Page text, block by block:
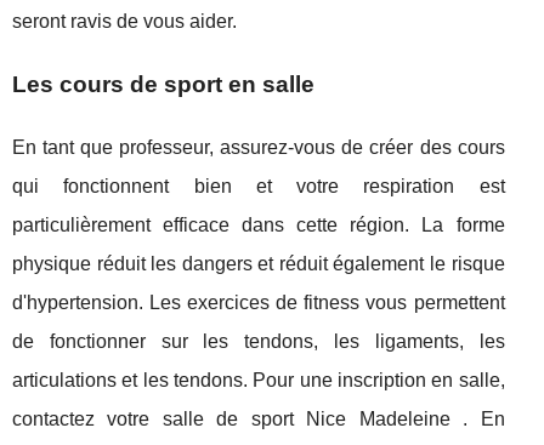
seront ravis de vous aider.
Les cours de sport en salle
En tant que professeur, assurez-vous de créer des cours
qui fonctionnent bien et votre respiration est
particulièrement efficace dans cette région. La forme
physique réduit les dangers et réduit également le risque
d'hypertension. Les exercices de fitness vous permettent
de fonctionner sur les tendons, les ligaments, les
articulations et les tendons. Pour une inscription en salle,
contactez votre salle de sport Nice Madeleine . En